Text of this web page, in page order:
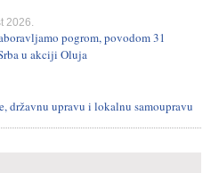
2026.
pogrom, povodom 31
u akciji Oluja
državnu upravu i lokalnu samoupravu